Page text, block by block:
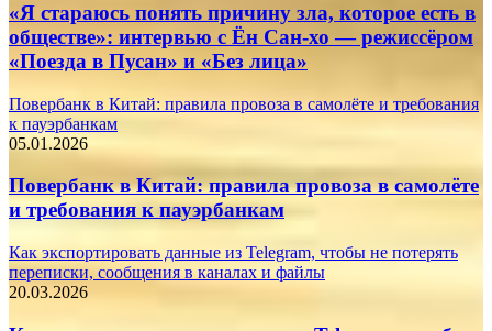
«Я стараюсь понять причину зла, которое есть в
обществе»: интервью с Ён Сан-хо — режиссёром
«Поезда в Пусан» и «Без лица»
Повербанк в Китай: правила провоза в самолёте и требования
к пауэрбанкам
05.01.2026
Повербанк в Китай: правила провоза в самолёте
и требования к пауэрбанкам
Как экспортировать данные из Telegram, чтобы не потерять
переписки, сообщения в каналах и файлы
20.03.2026